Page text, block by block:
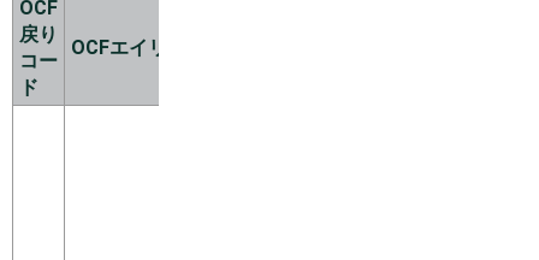
OCF
戻り
コー
ド
OCFエイリアス